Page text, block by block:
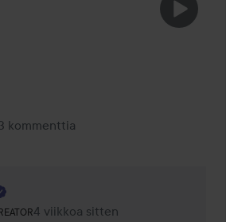
kommenttia
rooli: Lyko Creator.
4 viikkoa sitten
Kommentti lisättiin 4 viikkoa